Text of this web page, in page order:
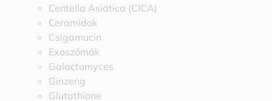
Centella Asiatica (CICA)
Ceramidok
Csigamucin
Exoszómák
Galactomyces
Ginzeng
Glutathione